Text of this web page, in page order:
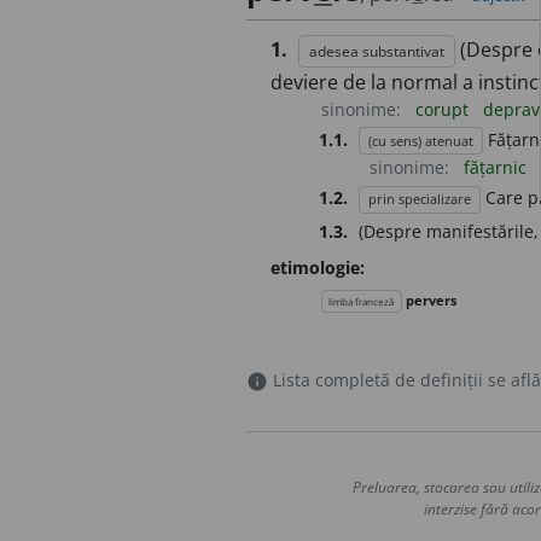
1. adesea substantivat
(Despre
deviere de la normal a
sinonime: corupt
1.1.
(cu sens) atenuat
sinonime:
fățarnic
1.2.
prin specializare
Care
1.3. (Despre
etimologie:
limba franceză pervers
info Lista completă de definiții se
Preluarea, stocarea sau
interzise fără